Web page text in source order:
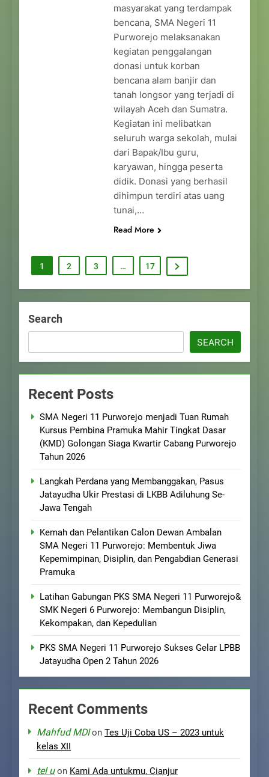
masyarakat yang terdampak
bencana, SMA Negeri 11
Purworejo melaksanakan
kegiatan penggalangan
donasi untuk korban
bencana alam banjir dan
tanah longsor yang terjadi di
wilayah Aceh dan Sumatra.
Kegiatan ini melibatkan
seluruh warga sekolah, mulai
dari Bapak/Ibu guru,
karyawan, hingga peserta
didik. Donasi yang berhasil
dihimpun terdiri atas uang
tunai,…
Read More
1 2 3 … 17
Search
SEARCH
Recent Posts
SMA Negeri 11 Purworejo menjadi Tuan Rumah
Kursus Pembina Pramuka Mahir Tingkat Dasar
(KMD) Golongan Siaga Kwartir Cabang Purworejo
Tahun 2026
Langkah Perdana yang Membanggakan, Pasus
Jatayudha Ukir Prestasi di LKBB Adiluhung Se-
Jawa Tengah
Kemah dan Pelantikan Calon Dewan Ambalan
SMA Negeri 11 Purworejo: Membentuk Jiwa
Kepemimpinan, Disiplin, dan Pengabdian Generasi
Pramuka
Latihan Gabungan PKS SMA Negeri 11 Purworejo&
SMK Negeri 6 Purworejo: Membangun Disiplin,
Kekompakan, dan Kepedulian
PKS SMA Negeri 11 Purworejo Sukses Gelar LPBB
Jatayudha Open 2 Tahun 2026
Recent Comments
Mahfud MDIon Tes Uji Coba US – 2023 untuk
kelas XII
tel uon Kami Ada untukmu, Cianjur